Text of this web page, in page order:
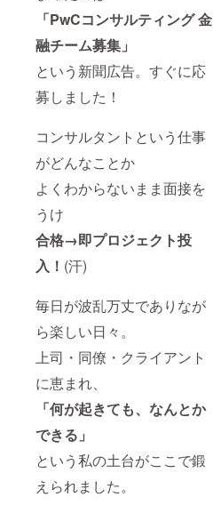
「PwCコンサルティング 金
融チーム募集」
という新聞広告。すぐに応
募しました！
コンサルタントという仕事
がどんなことか
よくわからないまま面接を
うけ
合格→即プロジェクト投
入！ (汗)
毎日が波乱万丈でありなが
ら楽しい日々。
上司・同僚・クライアント
に恵まれ、
「何が起きても、なんとか
できる」
という私の土台がここで鍛
えられました。